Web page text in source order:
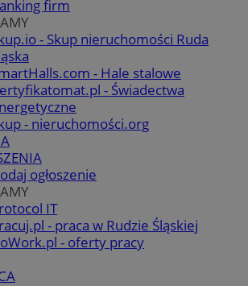
firm
- Skup nieruchomości Ruda
- Hale stalowe
- Świadectwa
- nieruchomości.org
ogłoszenie
IT
- praca w Rudzie Śląskiej
- oferty pracy